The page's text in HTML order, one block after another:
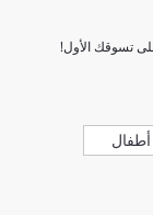
أطفال